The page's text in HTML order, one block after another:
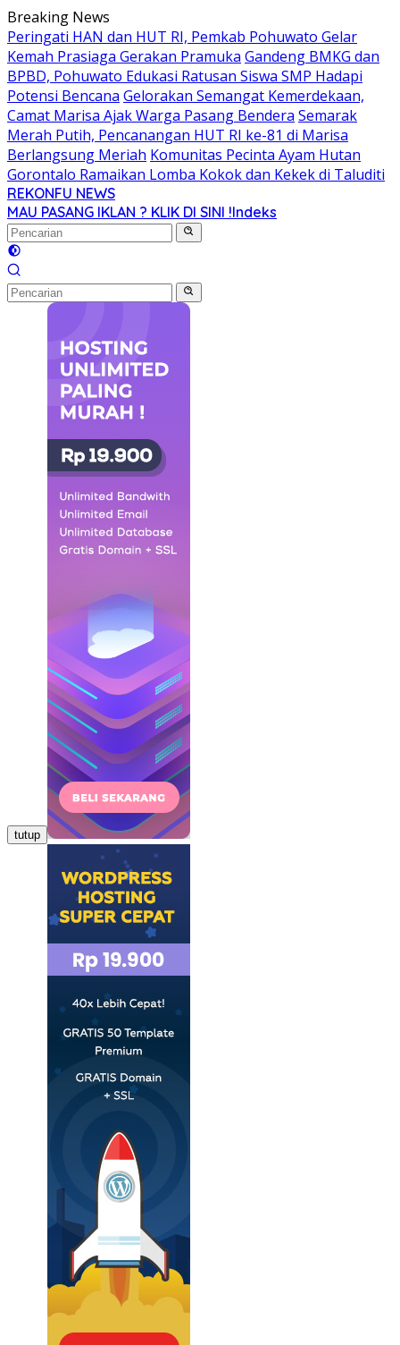
Langsung
ke
konten
Breaking News
Peringati HAN dan HUT RI, Pemkab Pohuwato Gelar
Kemah Prasiaga Gerakan Pramuka Gandeng BMKG dan
BPBD, Pohuwato Edukasi Ratusan Siswa SMP Hadapi
Potensi Bencana Gelorakan Semangat Kemerdekaan,
Camat Marisa Ajak Warga Pasang Bendera Semarak
Merah Putih, Pencanangan HUT RI ke-81 di Marisa
Berlangsung Meriah Komunitas Pecinta Ayam Hutan
Gorontalo Ramaikan Lomba Kokok dan Kekek di Taluditi
REKONFU NEWS
Tegas,
Berani
dan
Transparan
MAU PASANG IKLAN ? KLIK DI SINI !Indeks
tutup